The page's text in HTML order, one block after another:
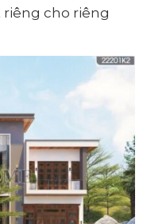
cho riêng